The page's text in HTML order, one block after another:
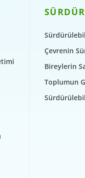
Çevrenin
Bireylerin
Toplumun